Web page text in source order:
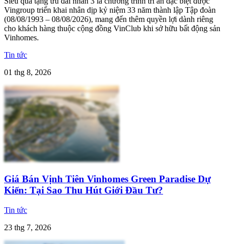
Vingroup triển khai nhân dịp kỷ niệm 33 năm thành lập Tập đoàn
(08/08/1993 – 08/08/2026), mang đến thêm quyền lợi dành riêng
cho khách hàng thuộc cộng đồng VinClub khi sở hữu bất động sản
Vinhomes.
Tin tức
01 thg 8, 2026
Giá Bán Vịnh Tiên Vinhomes Green Paradise Dự
Kiến: Tại Sao Thu Hút Giới Đầu Tư?
Tin tức
23 thg 7, 2026